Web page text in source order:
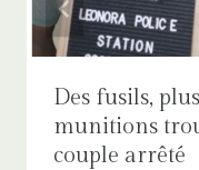
Des fusils,
munitions
couple arrêté